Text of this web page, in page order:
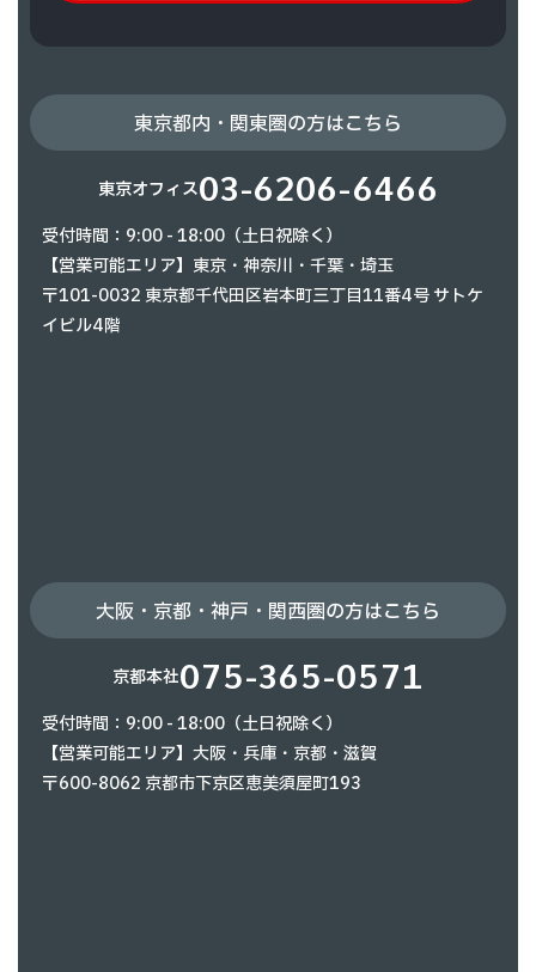
東京都内・関東圏の方はこちら
東京オフィス03-6206-6466
受付時間：9:00 - 18:00（土日祝除く）
【営業可能エリア】東京・神奈川・千葉・埼玉
〒101-0032 東京都千代田区岩本町三丁目11番4号 サトケ
イビル4階
大阪・京都・神戸・関西圏の方はこちら
京都本社075-365-0571
受付時間：9:00 - 18:00（土日祝除く）
【営業可能エリア】大阪・兵庫・京都・滋賀
〒600-8062 京都市下京区恵美須屋町193